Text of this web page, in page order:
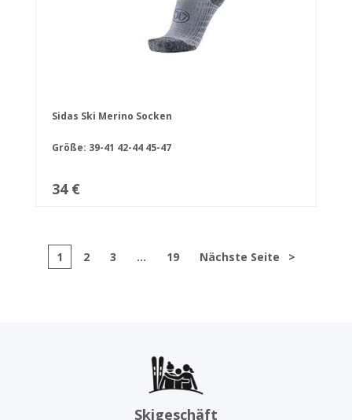
Sidas Ski Merino Socken
Größe: 39-41 42-44 45-47
34 €
1 2 3 ... 19 Nächste Seite >
Skigeschäft